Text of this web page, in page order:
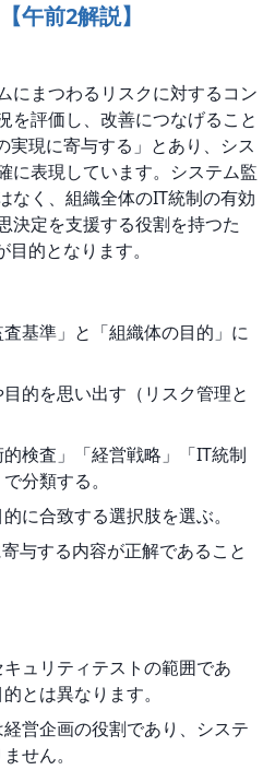
午前2解説】
にまつわるリスクに対するコン
を評価し、改善につなげること
実現に寄与する」とあり、シス
に表現しています。システム監
なく、組織全体のIT統制の有効
決定を支援する役割を持つた
的となります。
基準」と「組織体の目的」に
的を思い出す（リスク管理と
検査」「経営戦略」「IT統制
分類する。
に合致する選択肢を選ぶ。
与する内容が正解であること
ュリティテストの範囲であ
とは異なります。
営企画の役割であり、システ
せん。